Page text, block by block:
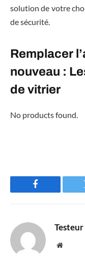
solution de votre
de sécurité.
Remplacer
nouveau :
de vitrier
No products found.
Facebook
Website